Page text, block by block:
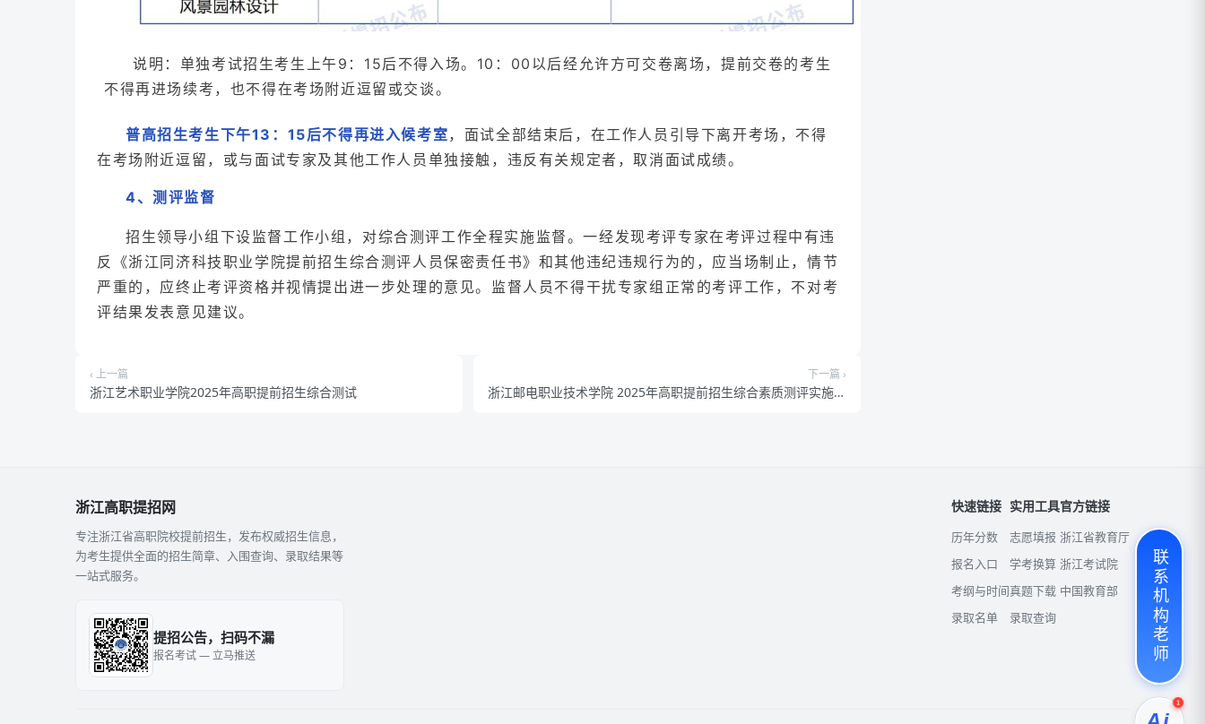
说明：单独考试招生考生上午9：15后不得入场。10：00以后经允许方可交卷离场，提前交卷的考生
不得再进场续考，也不得在考场附近逗留或交谈。
普高招生考生下午13：15后不得再进入候考室，面试全部结束后，在工作人员引导下离开考场，不得
在考场附近逗留，或与面试专家及其他工作人员单独接触，违反有关规定者，取消面试成绩。
4、测评监督
招生领导小组下设监督工作小组，对综合测评工作全程实施监督。一经发现考评专家在考评过程中有违
反《浙江同济科技职业学院提前招生综合测评人员保密责任书》和其他违纪违规行为的，应当场制止，情节
严重的，应终止考评资格并视情提出进一步处理的意见。监督人员不得干扰专家组正常的考评工作，不对考
评结果发表意见建议。
‹ 上一篇
浙江艺术职业学院2025年高职提前招生综合测试
下一篇 ›
浙江邮电职业技术学院 2025年高职提前招生综合素质测评实施细
浙江高职提招网
专注浙江省高职院校提前招生，发布权威招生信息，
为考生提供全面的招生简章、入围查询、录取结果等
一站式服务。
提招公告，扫码不漏
报名考试 — 立马推送
快速链接
历年分数
报名入口
考纲与时间
录取名单
实用工具
志愿填报
学考换算
真题下载
录取查询
官方链接
浙江省教育厅
浙江考试院
中国教育部
联系机构老师
1